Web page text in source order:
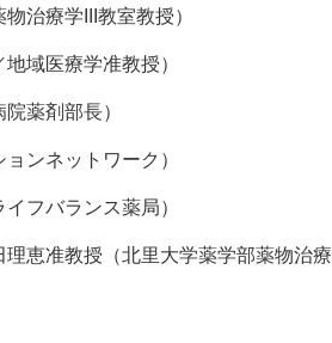
治療学III教室教授）
域医療学准教授）
薬剤部長）
ンネットワーク）
フバランス薬局）
恵准教授（北里大学薬学部薬物治療